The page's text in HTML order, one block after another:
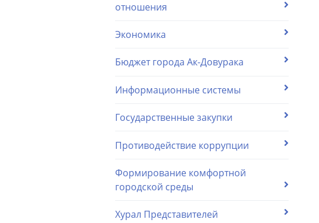
отношения
Экономика
Бюджет города Ак-Довурака
Информационные системы
Государственные закупки
Противодействие коррупции
Формирование комфортной
городской среды
Хурал Представителей